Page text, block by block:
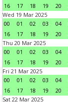
16
17 18 19 20
Wed 19 Mar 2025
00
01 02 03 04
16
17 18 19 20
Thu 20 Mar 2025
00
01 02 03 04
16
17 18 19 20
Fri 21 Mar 2025
00
01 02 03 04
16
17 18 19 20
Sat 22 Mar 2025